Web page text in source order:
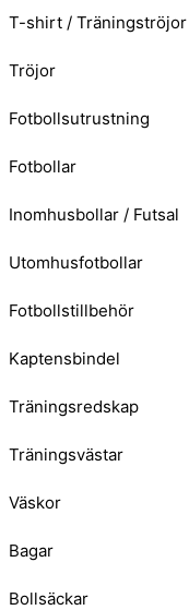
T-shirt / Träningströjor
Tröjor
Fotbollsutrustning
Fotbollar
Inomhusbollar / Futsal
Utomhusfotbollar
Fotbollstillbehör
Kaptensbindel
Träningsredskap
Träningsvästar
Väskor
Bagar
Bollsäckar